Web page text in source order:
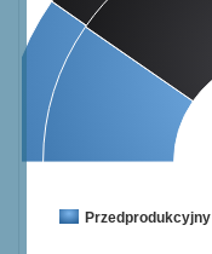
Przedprodukcyjny